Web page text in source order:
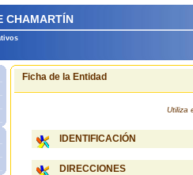
CHAMARTÍN
Ficha de la Entidad
Utiliza
IDENTIFICACIÓN
DIRECCIONES